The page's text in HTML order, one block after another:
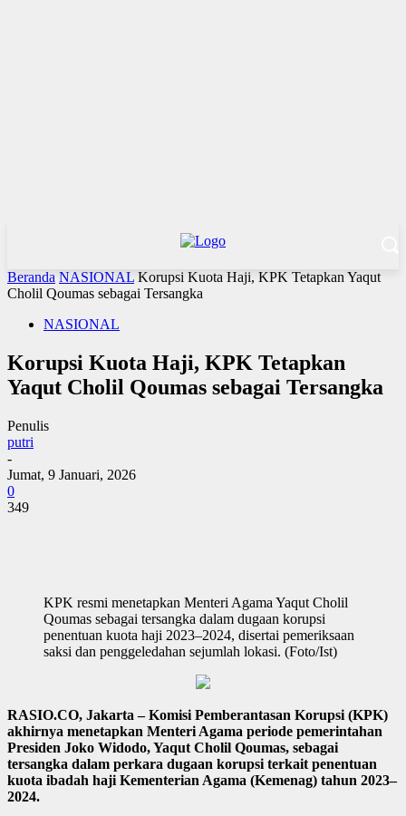
Beranda NASIONAL Korupsi Kuota Haji, KPK Tetapkan Yaqut
Cholil Qoumas sebagai Tersangka
NASIONAL
Korupsi Kuota Haji, KPK Tetapkan
Yaqut Cholil Qoumas sebagai Tersangka
Penulis
putri
-
Jumat, 9 Januari, 2026
0
349
KPK resmi menetapkan Menteri Agama Yaqut Cholil
Qoumas sebagai tersangka dalam dugaan korupsi
penentuan kuota haji 2023–2024, disertai pemeriksaan
saksi dan penggeledahan sejumlah lokasi. (Foto/Ist)
RASIO.CO, Jakarta – Komisi Pemberantasan Korupsi (KPK)
akhirnya menetapkan Menteri Agama periode pemerintahan
Presiden Joko Widodo, Yaqut Cholil Qoumas, sebagai
tersangka dalam perkara dugaan korupsi terkait penentuan
kuota ibadah haji Kementerian Agama (Kemenag) tahun 2023–
2024.